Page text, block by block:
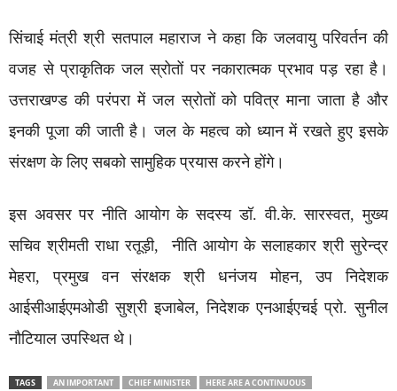
सिंचाई मंत्री श्री सतपाल महाराज ने कहा कि जलवायु परिवर्तन की
वजह से प्राकृतिक जल स्रोतों पर नकारात्मक प्रभाव पड़ रहा है।
उत्तराखण्ड की परंपरा में जल स्रोतों को पवित्र माना जाता है और
इनकी पूजा की जाती है। जल के महत्व को ध्यान में रखते हुए इसके
संरक्षण के लिए सबको सामुहिक प्रयास करने होंगे।
इस अवसर पर नीति आयोग के सदस्य डॉ. वी.के. सारस्वत, मुख्य
सचिव श्रीमती राधा रतूड़ी, नीति आयोग के सलाहकार श्री सुरेन्द्र
मेहरा, प्रमुख वन संरक्षक श्री धनंजय मोहन, उप निदेशक
आईसीआईएमओडी सुश्री इजाबेल, निदेशक एनआईएचई प्रो. सुनील
नौटियाल उपस्थित थे।
TAGS AN IMPORTANT CHIEF MINISTER
HERE ARE A CONTINUOUS